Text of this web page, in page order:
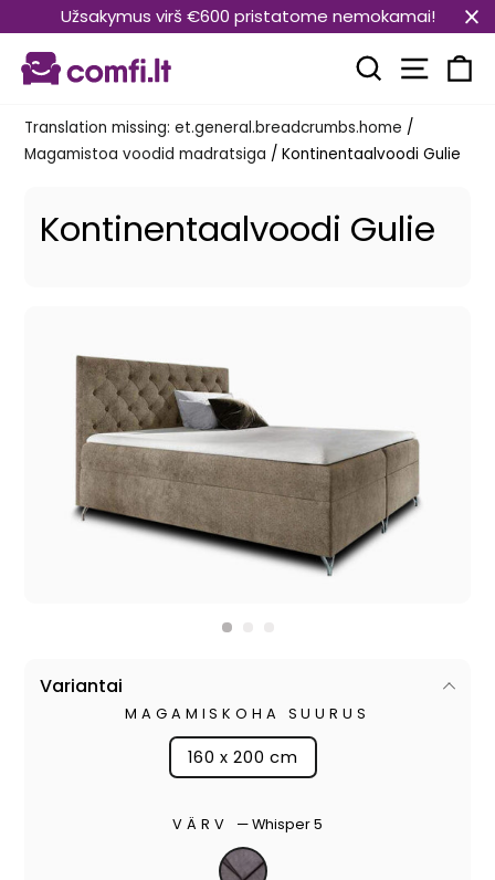
Translation
missing:
et.general.accessibility.skip_to_content
Užsakymus virš €600 pristatome nemokamai!
Translation
Translation missing: et.general.breadcrumbs.home /
Magamistoa voodid madratsiga / Kontinentaalvoodi Gulie
Kontinentaalvoodi Gulie
Variantai
MAGAMISKOHA SUURUS
160 x 200 cm
VÄRV —Whisper 5